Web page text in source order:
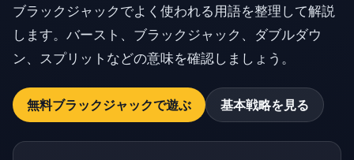
ブラックジャックでよく使われる用語を整理して解説
します。バースト、ブラックジャック、ダブルダウ
ン、スプリットなどの意味を確認しましょう。
無料ブラックジャックで遊ぶ 基本戦略を見る